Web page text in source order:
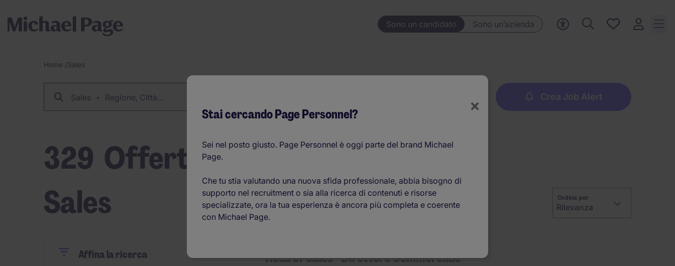
Sono un candidato Sono un’azienda
Preferiti, 0
Breadcrumb
Home /Sales
Sales Regione, Città… Crea Job Alert
329 Offerte di lavoro per
Sales
Ordina per
Rilevanza
CloseAffina la ricerca Head of Sales - Direttore Commerciale
×
Stai cercando Page Personnel?
Sei nel posto giusto. Page Personnel è oggi parte del brand Michael
Page.
Che tu stia valutando una nuova sfida professionale, abbia bisogno di
supporto nel recruitment o sia alla ricerca di contenuti e risorse
specializzate, ora la tua esperienza è ancora più completa e coerente
con Michael Page.